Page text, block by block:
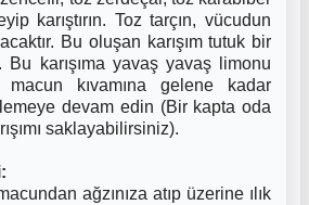
karıştırın. Toz tarçın, vücudun
Bu oluşan karışım tutuk bir
Bu karışıma yavaş yavaş limonu
kıvamına gelene kadar
devam edin (Bir kapta oda
saklayabilirsiniz).
ağzınıza atıp üzerine ılık